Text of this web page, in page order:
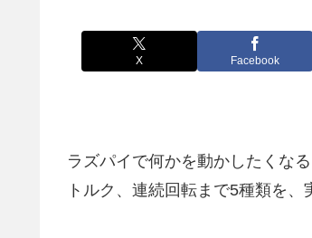
X Facebook
ラズパイで何かを動かしたくな
トルク、連続回転まで5種類を